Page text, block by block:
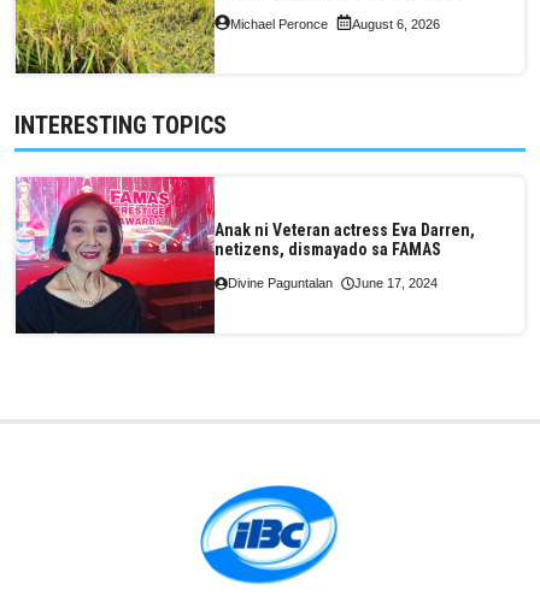
Michael Peronce August 6, 2026
INTERESTING TOPICS
Anak ni Veteran actress Eva Darren,
netizens, dismayado sa FAMAS
Divine Paguntalan June 17, 2024